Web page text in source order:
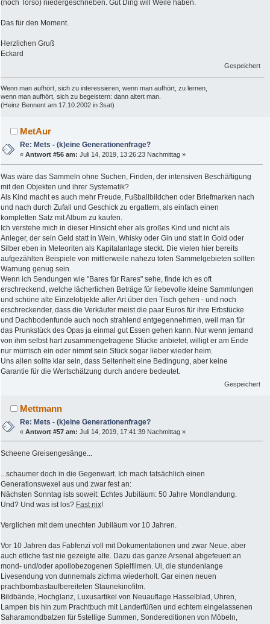
(noch Torso) niedergeschrieben. Gut Ding will Weile haben.
Das für den Moment.
Herzlichen Gruß
Eckard
Gespeichert
Wenn man aufhört, sich zu interessieren, wenn man aufhört, zu lernen,
wenn man aufhört, sich zu begeistern: dann altert man.
(Heinz Bennent am 17.10.2002 in 3sat)
MetAur
Re: Mets - (k)eine Generationenfrage?
«Antwort #56 am: Juli 14, 2019, 13:26:23 Nachmittag »
Was wäre das Sammeln ohne Suchen, Finden, der intensiven Beschäftigung
mit den Objekten und ihrer Systematik?
Als Kind macht es auch mehr Freude, Fußballbildchen oder Briefmarken nach
und nach durch Zufall und Geschick zu ergattern, als einfach einen
kompletten Satz mit Album zu kaufen.
Ich verstehe mich in dieser Hinsicht eher als großes Kind und nicht als
Anleger, der sein Geld statt in Wein, Whisky oder Gin und statt in Gold oder
Silber eben in Meteoriten als Kapitalanlage steckt. Die vielen hier bereits
aufgezählten Beispiele von mittlerweile nahezu toten Sammelgebieten sollten
Warnung genug sein.
Wenn ich Sendungen wie "Bares für Rares" sehe, finde ich es oft
erschreckend, welche lächerlichen Beträge für liebevolle kleine Sammlungen
und schöne alte Einzelobjekte aller Art über den Tisch gehen - und noch
erschreckender, dass die Verkäufer meist die paar Euros für ihre Erbstücke
und Dachbodenfunde auch noch strahlend entgegennehmen, weil man für
das Prunkstück des Opas ja einmal gut Essen gehen kann. Nur wenn jemand
von ihm selbst hart zusammengetragene Stücke anbietet, willigt er am Ende
nur mürrisch ein oder nimmt sein Stück sogar lieber wieder heim.
Uns allen sollte klar sein, dass Seltenheit eine Bedingung, aber keine
Garantie für die Wertschätzung durch andere bedeutet.
Gespeichert
Mettmann
Re: Mets - (k)eine Generationenfrage?
«Antwort #57 am: Juli 14, 2019, 17:41:39 Nachmittag »
Scheene Greisengesänge...
...schaumer doch in die Gegenwart. Ich mach tatsächlich einen
Generationswexel aus und zwar fest an:
Nächsten Sonntag ists soweit: Echtes Jubiläum: 50 Jahre Mondlandung.
Und? Und was ist los? Fast nix!
Verglichen mit dem unechten Jubiläum vor 10 Jahren.
Vor 10 Jahren das Fabfenzi voll mit Dokumentationen und zwar Neue, aber
auch etliche fast nie gezeigte alte. Dazu das ganze Arsenal abgefeuert an
mond- und/oder apollobezogenen Spielfilmen. Ui, die stundenlange
Livesendung von dunnemals zichma wiederholt. Gar einen neuen
prachtbombastaufbereiteten Staunekinofilm.
Bildbände, Hochglanz, Luxusartikel von Neuauflage Hasselblad, Uhren,
Lampen bis hin zum Prachtbuch mit Landerfüßen und echtem eingelassenen
Saharamondbatzen für 5stellige Summen, Sondereditionen von Möbeln,